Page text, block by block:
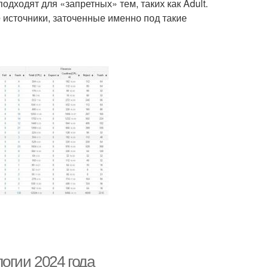
для «запретных» тем, таких как Adult.
заточенные именно под такие
2024 года